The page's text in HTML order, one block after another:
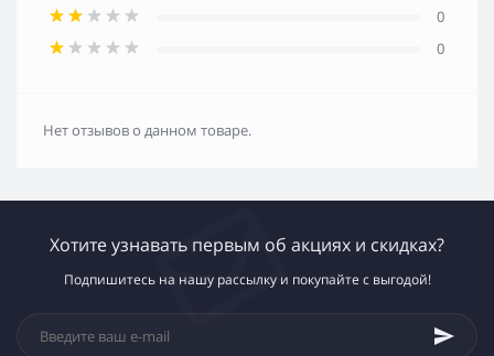
0
0
Нет отзывов о данном товаре.
Хотите узнавать первым об акциях и скидках?
Подпишитесь на нашу рассылку и покупайте с выгодой!